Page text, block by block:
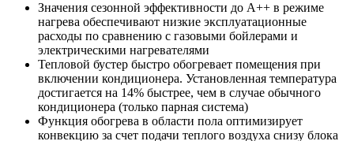
Значения сезонной эффективности до A++ в режиме
нагрева обеспечивают низкие эксплуатационные
расходы по сравнению с газовыми бойлерами и
электрическими нагревателями
Тепловой бустер быстро обогревает помещения при
включении кондиционера. Установленная температура
достигается на 14% быстрее, чем в случае обычного
кондиционера (только парная система)
Функция обогрева в области пола оптимизирует
конвекцию за счет подачи теплого воздуха снизу блока